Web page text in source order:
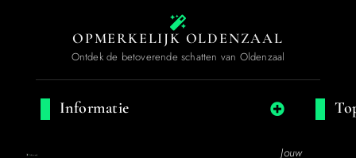
OPMERKELIJK OLDENZAAL
Ontdek de betoverende schatten van Oldenzaal
Informatie
Jouw